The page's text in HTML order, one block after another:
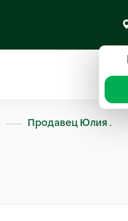
Продавец Юлия .